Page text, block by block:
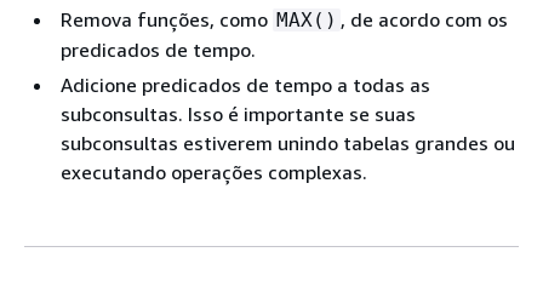
Remova funções, como MAX() , de acordo com os
predicados de tempo.
Adicione predicados de tempo a todas as
subconsultas. Isso é importante se suas
subconsultas estiverem unindo tabelas grandes ou
executando operações complexas.